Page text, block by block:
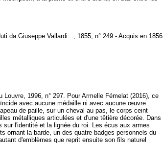
da Giuseppe Vallardi..., 1855, n° 249 - Acquis en 1856
1996, n° 297. Pour Armelle Fémelat (2016), ce
avec aucune médaille ni avec aucune œuvre
de paille, sur un cheval au pas, le corps ceint
métalliques articulées et d'une têtière décorée. Dans
l'identité et la lignée du roi. Les écus aux armes
ornant la barde, un des quatre badges personnels du
d'emblèmes que reprit ensuite son fils naturel